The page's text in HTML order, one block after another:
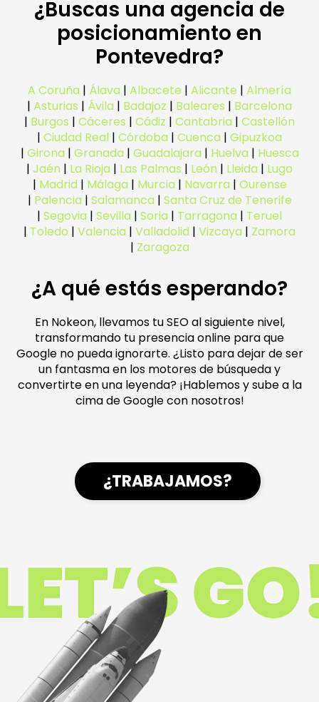
¿Buscas una agencia de
posicionamiento en
Pontevedra?
A Coruña | Álava | Albacete | Alicante | Almería
| Asturias | Ávila | Badajoz | Baleares | Barcelona
| Burgos | Cáceres | Cádiz | Cantabria | Castellón
| Ciudad Real | Córdoba | Cuenca | Gipuzkoa
| Girona | Granada | Guadalajara | Huelva | Huesca
| Jaén | La Rioja | Las Palmas | León | Lleida | Lugo
| Madrid | Málaga | Murcia | Navarra | Ourense
| Palencia | Salamanca | Santa Cruz de Tenerife
| Segovia | Sevilla | Soria | Tarragona | Teruel
| Toledo | Valencia | Valladolid | Vizcaya | Zamora
| Zaragoza
¿A qué estás esperando?
En Nokeon, llevamos tu SEO al siguiente nivel,
transformando tu presencia online para que
Google no pueda ignorarte. ¿Listo para dejar de ser
un fantasma en los motores de búsqueda y
convertirte en una leyenda? ¡Hablemos y sube a la
cima de Google con nosotros!
¿TRABAJAMOS?